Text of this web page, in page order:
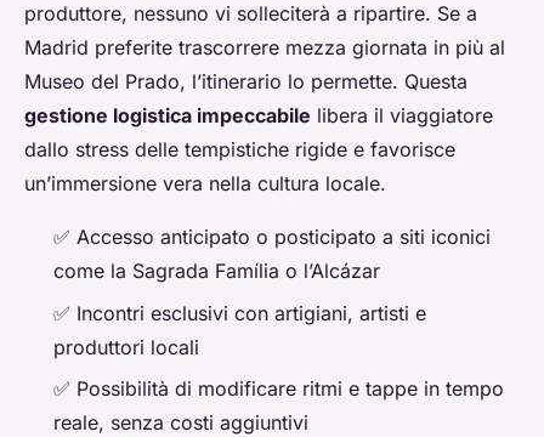
produttore, nessuno vi solleciterà a ripartire. Se a
Madrid preferite trascorrere mezza giornata in più al
Museo del Prado, l’itinerario lo permette. Questa
gestione logistica impeccabile libera il viaggiatore
dallo stress delle tempistiche rigide e favorisce
un’immersione vera nella cultura locale.
✅ Accesso anticipato o posticipato a siti iconici
come la Sagrada Família o l’Alcázar
✅ Incontri esclusivi con artigiani, artisti e
produttori locali
✅ Possibilità di modificare ritmi e tappe in tempo
reale, senza costi aggiuntivi